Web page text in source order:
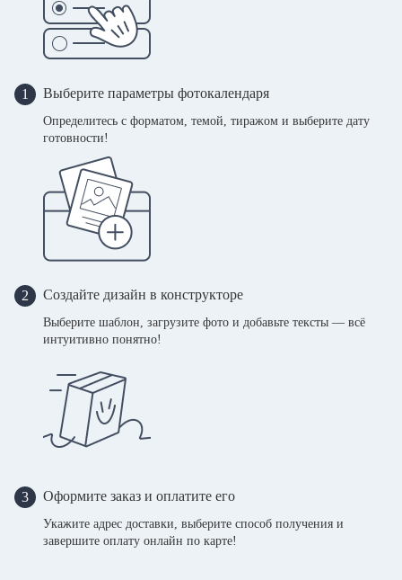
1 Выберите параметры фотокалендаря
Определитесь с форматом, темой, тиражом и выберите дату
готовности!
2 Создайте дизайн в конструкторе
Выберите шаблон, загрузите фото и добавьте тексты — всё
интуитивно понятно!
3 Оформите заказ и оплатите его
Укажите адрес доставки, выберите способ получения и
завершите оплату онлайн по карте!